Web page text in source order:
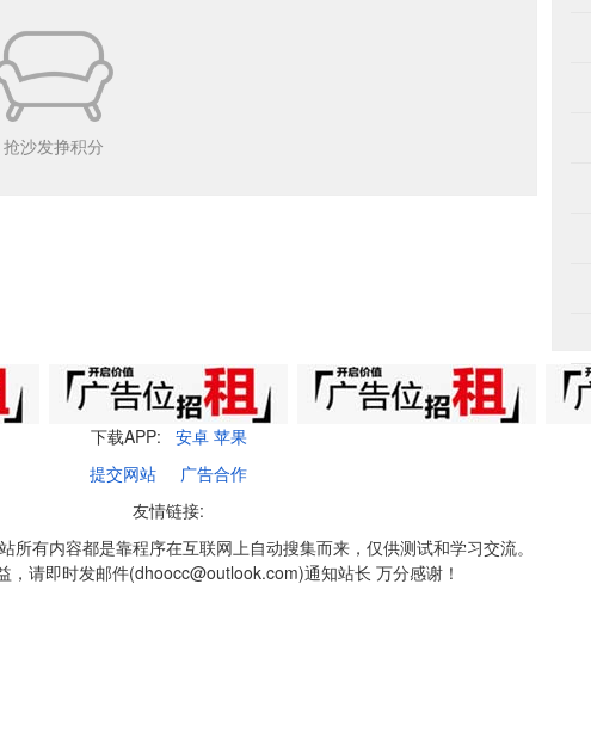
抢沙发挣积分
下载APP: 安卓 苹果
提交网站
广告合作
友情链接:
有内容都是靠程序在互联网上自动搜集而来，仅供测试和学习交流。
，请即时发邮件(dhoocc@outlook.com)通知站长 万分感谢！